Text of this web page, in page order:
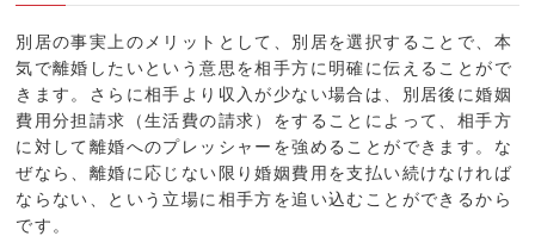
別居の事実上のメリットとして、別居を選択することで、本
気で離婚したいという意思を相手方に明確に伝えることがで
きます。さらに相手より収入が少ない場合は、別居後に婚姻
費用分担請求（生活費の請求）をすることによって、相手方
に対して離婚へのプレッシャーを強めることができます。な
ぜなら、離婚に応じない限り婚姻費用を支払い続けなければ
ならない、という立場に相手方を追い込むことができるから
です。